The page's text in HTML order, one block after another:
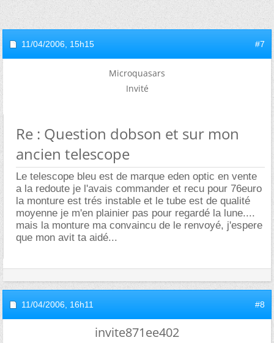
11/04/2006, 15h15 #7
Microquasars
Invité
Re : Question dobson et sur mon
ancien telescope
Le telescope bleu est de marque eden optic en vente
a la redoute je l'avais commander et recu pour 76euro
la monture est trés instable et le tube est de qualité
moyenne je m'en plainier pas pour regardé la lune....
mais la monture ma convaincu de le renvoyé, j'espere
que mon avit ta aidé...
11/04/2006, 16h11 #8
invite871ee402